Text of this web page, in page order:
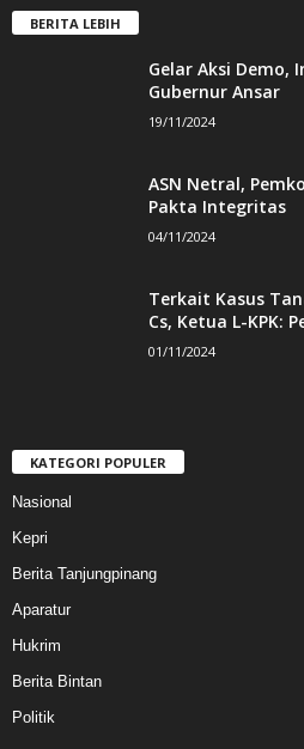
BERITA LEBIH
Gelar Aksi Demo,
Gubernur Ansar
19/11/2024
ASN Netral,
Pakta Integritas
04/11/2024
Terkait Kasus
Cs, Ketua L-KPK:
01/11/2024
KATEGORI POPULER
Nasional
Kepri
Berita Tanjungpinang
Aparatur
Hukrim
Berita Bintan
Politik